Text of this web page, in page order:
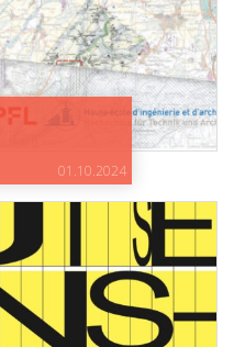
01.10.2024